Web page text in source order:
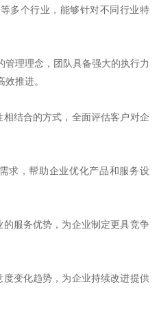
多个行业，能够针对不同行业特
管理理念，团队具备强大的执行力
推进。
结合的方式，全面评估客户对企
求，帮助企业优化产品和服务设
服务优势，为企业制定更具竞争
变化趋势，为企业持续改进提供